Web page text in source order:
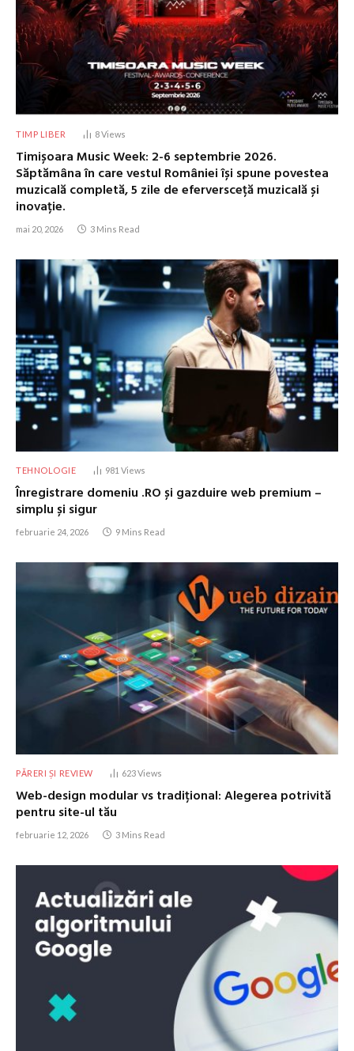
TIMP LIBER 8Views
Timișoara Music Week: 2-6 septembrie 2026.
Săptămâna în care vestul României își spune povestea
muzicală completă, 5 zile de eferversceță muzicală și
inovație.
mai 20, 2026 3 Mins Read
TEHNOLOGIE 981 Views
Înregistrare domeniu .RO și gazduire web premium –
simplu și sigur
februarie 24, 2026 9 Mins Read
PĂRERI ȘI REVIEW 623Views
Web-design modular vs tradițional: Alegerea potrivită
pentru site-ul tău
februarie 12, 2026 3 Mins Read